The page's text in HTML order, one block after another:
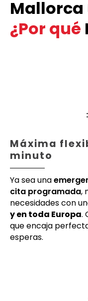
Mallorca
¿Por qué
Máxima
minuto
Ya sea una
cita programada,
necesidades con
y en toda Europa.
que encaja
esperas.